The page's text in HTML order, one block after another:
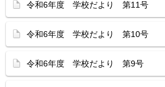
令和6年度 学校だより 第11号
令和6年度 学校だより 第10号
令和6年度 学校だより 第9号